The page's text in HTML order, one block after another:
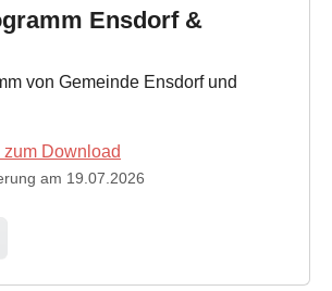
Ensdorf &
von Gemeinde Ensdorf und
Download
am 19.07.2026